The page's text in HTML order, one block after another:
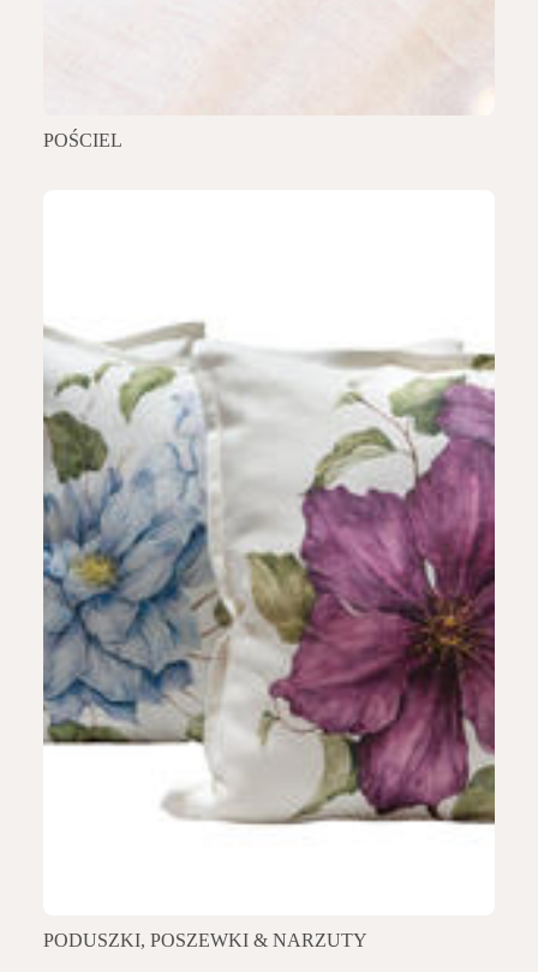
POŚCIEL
PODUSZKI, POSZEWKI & NARZUTY